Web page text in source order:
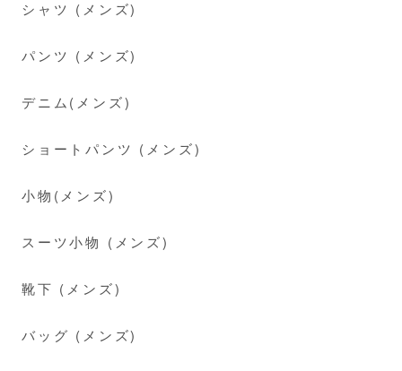
シャツ (メンズ)
パンツ (メンズ)
デニム(メンズ)
ショートパンツ (メンズ)
小物(メンズ)
スーツ小物 (メンズ)
靴下 (メンズ)
バッグ (メンズ)